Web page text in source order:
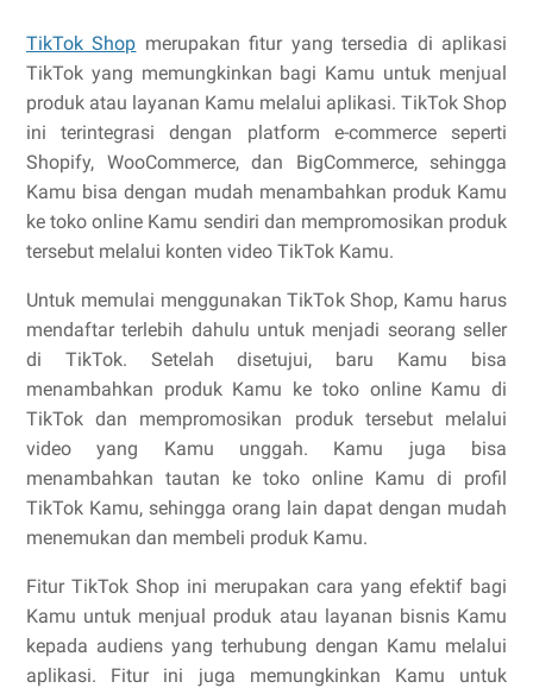
TikTok Shop merupakan fitur yang tersedia di aplikasi
TikTok yang memungkinkan bagi Kamu untuk menjual
produk atau layanan Kamu melalui aplikasi. TikTok Shop
ini terintegrasi dengan platform e-commerce seperti
Shopify, WooCommerce, dan BigCommerce, sehingga
Kamu bisa dengan mudah menambahkan produk Kamu
ke toko online Kamu sendiri dan mempromosikan produk
tersebut melalui konten video TikTok Kamu.
Untuk memulai menggunakan TikTok Shop, Kamu harus
mendaftar terlebih dahulu untuk menjadi seorang seller
di TikTok. Setelah disetujui, baru Kamu bisa
menambahkan produk Kamu ke toko online Kamu di
TikTok dan mempromosikan produk tersebut melalui
video yang Kamu unggah. Kamu juga bisa
menambahkan tautan ke toko online Kamu di profil
TikTok Kamu, sehingga orang lain dapat dengan mudah
menemukan dan membeli produk Kamu.
Fitur TikTok Shop ini merupakan cara yang efektif bagi
Kamu untuk menjual produk atau layanan bisnis Kamu
kepada audiens yang terhubung dengan Kamu melalui
aplikasi. Fitur ini juga memungkinkan Kamu untuk